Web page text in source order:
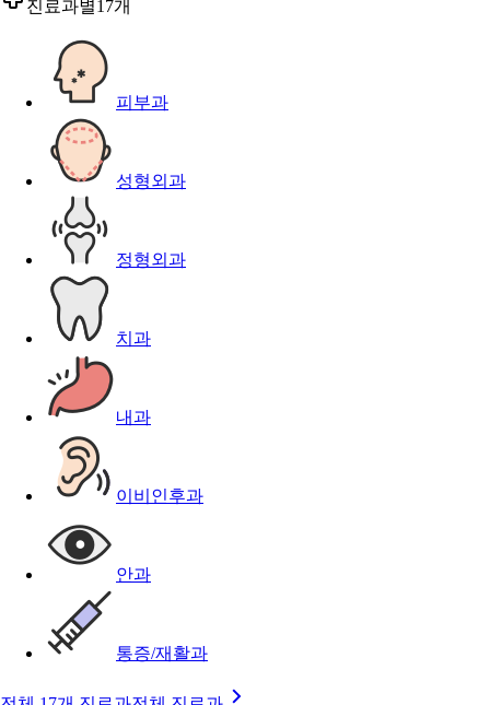
진료과별17개
피부과
성형외과
정형외과
치과
내과
이비인후과
안과
통증/재활과